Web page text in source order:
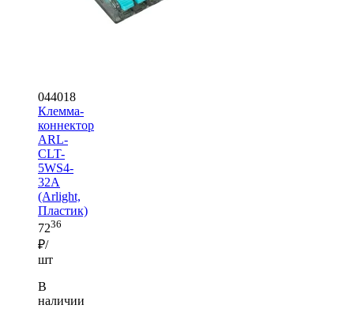
044018
Клемма-
коннектор
ARL-
CLT-
5WS4-
32A
(Arlight,
Пластик)
7236
₽/
шт
В
наличии